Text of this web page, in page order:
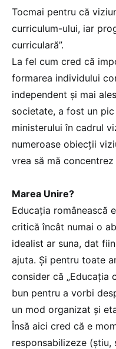
Tocmai pentru că
curriculum-ului, iar
curriculară”.
La fel cum cred că
formarea individului
independent și mai
societate, a fost un
ministerului în cadrul
numeroase obiecții
vrea să mă
Marea Unire?
Educația românească
critică încât numai o
idealist ar suna, dat
ajuta. Și pentru toate
consider că „Educația
bun pentru a vorbi
un mod organizat și
Însă aici cred că e
responsabilizeze (știu,